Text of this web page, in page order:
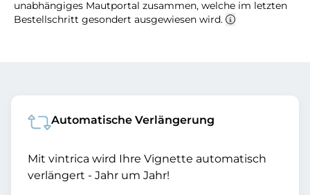
unabhängiges Mautportal zusammen, welche im letzten
Bestellschritt gesondert ausgewiesen wird.
Automatische Verlängerung
Mit vintrica wird Ihre Vignette automatisch
verlängert - Jahr um Jahr!